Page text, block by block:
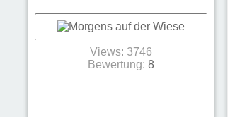
Views: 3746
Bewertung: 8